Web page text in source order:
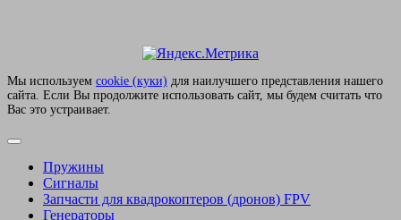
Мы используем сookie (куки) для наилучшего представления нашего
сайта. Если Вы продолжите использовать сайт, мы будем считать что
Вас это устраивает.
Пружины
Сигналы
Запчасти для квадрокоптеров (дронов) FPV
Генераторы